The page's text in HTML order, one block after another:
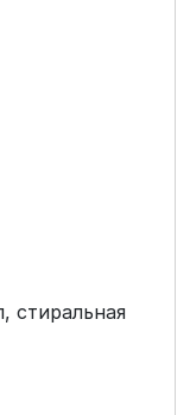
стиральная